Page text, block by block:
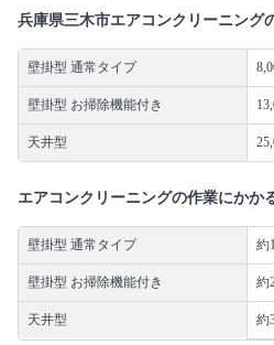
兵庫県三木市エアコンクリーニング
壁掛型 通常タイプ
壁掛型 お掃除機能付き
天井型
エアコンクリーニングの作業にかか
壁掛型 通常タイプ 約
壁掛型 お掃除機能付き 約
天井型 約